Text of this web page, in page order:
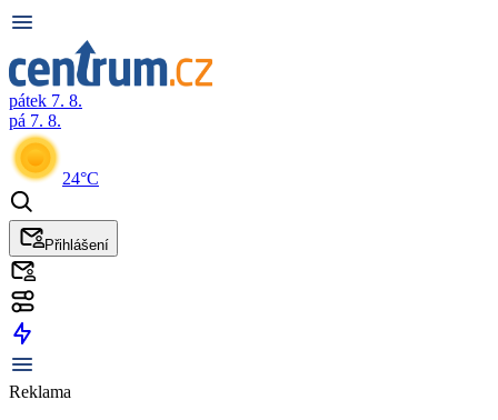
pátek 7. 8.
pá 7. 8.
24°C
Přihlášení
Reklama